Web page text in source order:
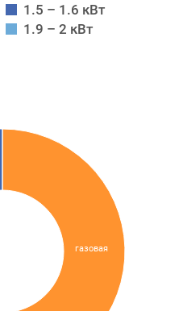
1.5 – 1.6 кВт
1.9 – 2 кВт
газовая